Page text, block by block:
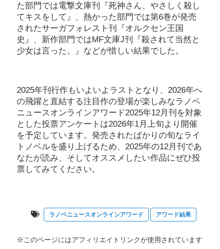
た部門では電撃文庫刊『死神さん、やさしく殺し
てキスをして』、熱かった部門では第6巻が発売
されたサーガフォレスト刊『オルクセン王国
史』、新作部門ではMF文庫J刊『殺されて当然と
少女は言った。』などが惜しい結果でした。
2025年刊行作もいよいよラストとなり、2026年へ
の飛躍と直結する注目作の登場が楽しみなラノベ
ニュースオンラインアワード2025年12月刊を対象
とした投票アンケートは2026年1月上旬より開催
を予定しています。発売されたばかりの旬なライ
トノベルを盛り上げるため、2025年の12月刊であ
なたが読み、そしてオススメしたい作品にぜひ投
票してみてください。
ラノベニュースオンラインアワード アワード結果
※このページにはアフィリエイトリンクが使用されています